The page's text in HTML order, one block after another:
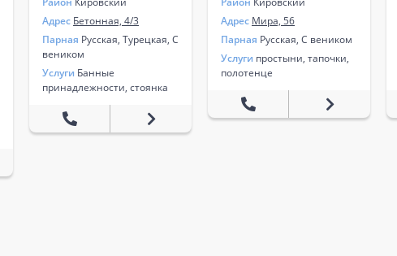
Адрес Бетонная, 4/3
Парная Русская, Турецкая, С
веником
Услуги Банные
принадлежности, стоянка
Адрес Мира, 56
Парная Русская, С веником
Услуги простыни, тапочки,
полотенце